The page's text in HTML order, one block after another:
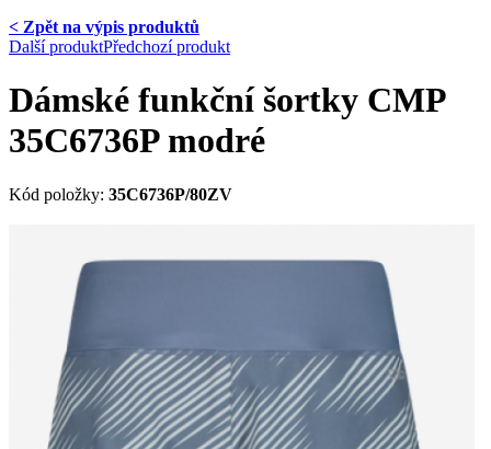
< Zpět na výpis produktů
Další produktPředchozí produkt
Dámské funkční šortky CMP
35C6736P modré
Kód položky: 35C6736P/80ZV